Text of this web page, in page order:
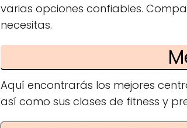
varias opciones confiables.
necesitas.
Aquí encontrarás los mejores
así como sus clases de fitness y